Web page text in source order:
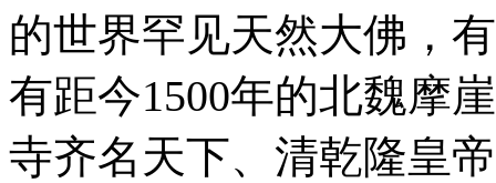
的世界罕见天然大佛，
有距今1500年的北魏摩
寺齐名天下、清乾隆皇